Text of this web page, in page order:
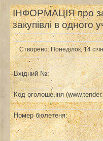
ІНФОРМАЦІЯ про
закупівлі в одного
Створено: Понеділок, 14
Вхідний №:
Код оголошення
Номер бюлетеня: